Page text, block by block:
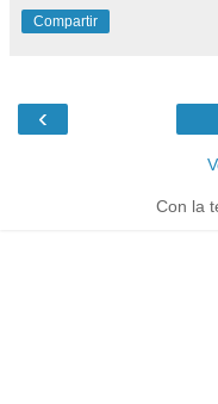
Compartir
‹
Con la